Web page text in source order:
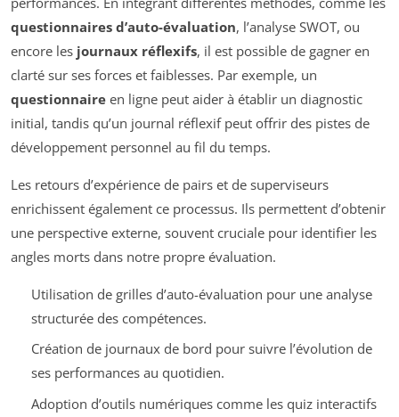
questionnaires d’auto-évaluation, l’analyse SWOT, ou
encore les journaux réflexifs, il est possible de gagner en
clarté sur ses forces et faiblesses. Par exemple, un
questionnaire en ligne peut aider à établir un diagnostic
initial, tandis qu’un journal réflexif peut offrir des pistes de
développement personnel au fil du temps.
Les retours d’expérience de pairs et de superviseurs
enrichissent également ce processus. Ils permettent d’obtenir
une perspective externe, souvent cruciale pour identifier les
angles morts dans notre propre évaluation.
Utilisation de grilles d’auto-évaluation pour une analyse
structurée des compétences.
Création de journaux de bord pour suivre l’évolution de
ses performances au quotidien.
Adoption d’outils numériques comme les quiz interactifs